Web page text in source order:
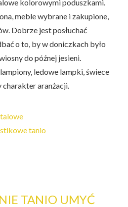
kolorowymi poduszkami.
meble wybrane i zakupione,
Dobrze jest posłuchać
o to, by w doniczkach było
do późnej jesieni.
ledowe lampki, świece
aranżacji.
tanio
TANIO UMYĆ